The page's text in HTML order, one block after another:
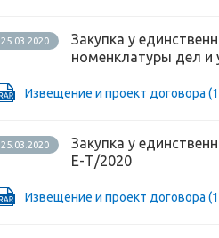
25.03.2020
Закупка у
номенклатуры дел
Извещение и проект договора
25.03.2020
Закупка у
Е-Т/2020
Извещение и проект договора